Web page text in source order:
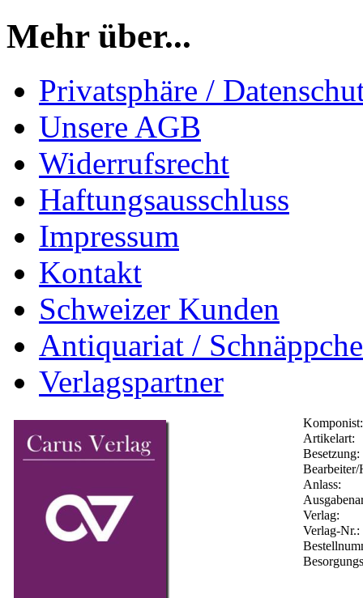
Mehr über...
Privatsphäre /
Unsere AGB
Widerrufsrecht
Haftungsausschluss
Impressum
Kontakt
Schweizer Kunden
Antiquariat /
Verlagspartner
Komponist:
Artikelart:
Besetzung:
Bearbeiter/
Anlass:
Verlag:
Verlag-Nr.: